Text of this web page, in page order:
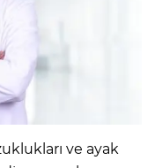
ve ayak